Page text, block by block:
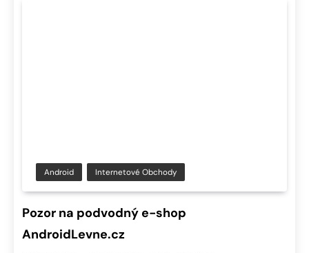
Android Internetové Obchody
Pozor na podvodný e-shop
AndroidLevne.cz